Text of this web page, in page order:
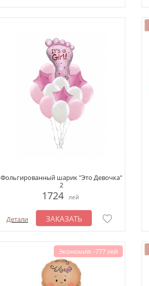
Фольгированный шарик "Это Девочка"
2
1724 лей
Детали ЗАКАЗАТЬ
Экономия: -777 лей